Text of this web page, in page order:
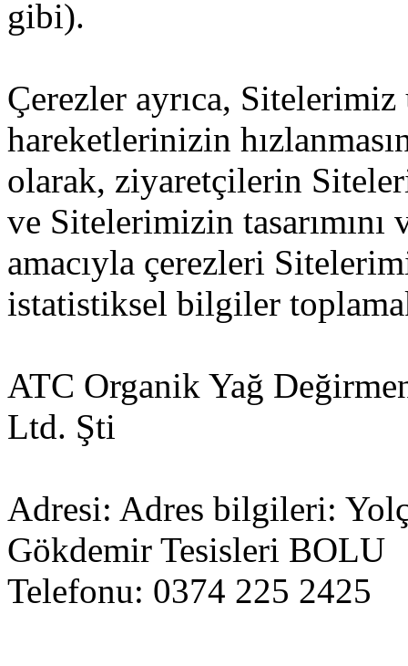
gibi).
Çerezler ayrıca,
hareketlerinizin
olarak, ziyaretçilerin
ve Sitelerimizin tasarımını
amacıyla çerezleri
istatistiksel bilgiler
ATC Organik Yağ
Ltd. Şti
Adresi: Adres bilgileri:
Gökdemir Tesisleri BOLU
Telefonu: 0374 225 2425